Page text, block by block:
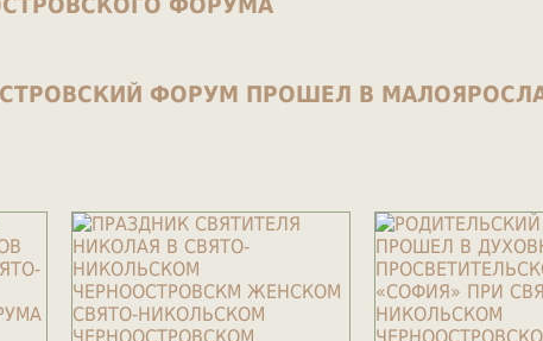
ФОРУМ ПРОШЕЛ В